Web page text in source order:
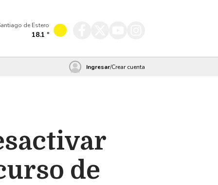
de Estero
18.1 º
Ingresar/Crear cuenta
de